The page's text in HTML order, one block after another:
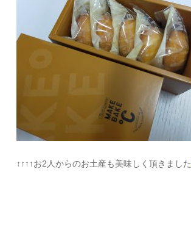
↑↑↑↑お2人からのお土産も美味しく頂きました